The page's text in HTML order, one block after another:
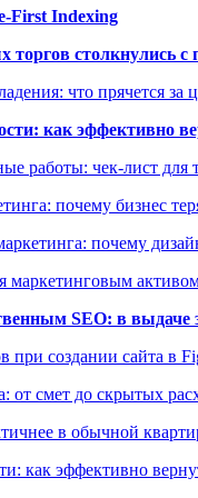
First Indexing
столкнулись
что прячется за
как эффективно
работы: чек-лист для
почему бизнес
почему
маркетинговым
SEO: в
создании сайта в
от смет до скрытых
в обычной
как эффективно